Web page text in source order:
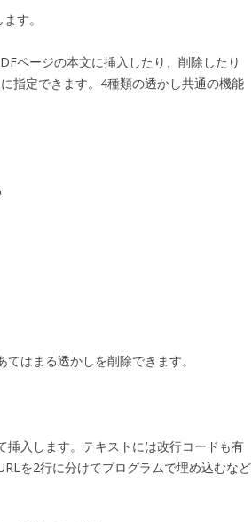
す。
ページの本文に挿入したり、削除したり
指定できます。4種類の透かし共通の機能
はまる透かしを削除できます。
入します。テキストには改行コードも有
を2行に分けてプログラムで埋め込むなど